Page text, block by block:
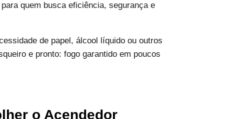
quem busca eficiência, segurança e
de papel, álcool líquido ou outros
e pronto: fogo garantido em poucos
o Acendedor